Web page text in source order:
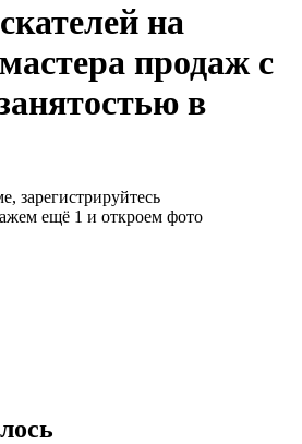
на
продаж с
в
зарегистрируйтесь
ещё 1 и откроем фото